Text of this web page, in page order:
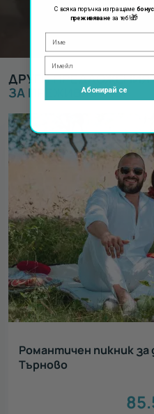
ДРУГИ ПРЕДЛОЖЕНИЯ
ЗА ПРЕЖИВЯВАНЕ:
Романтичен пикник за
Търново
С всяка поръчка изпращаме бонус
преживяване за теб!🎁
Абонирай се